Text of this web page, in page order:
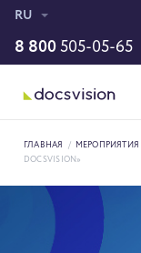
RU
8 800 505-05-65
ГЛАВНАЯ / МЕРОПРИЯТИЯ
DOCSVISION»